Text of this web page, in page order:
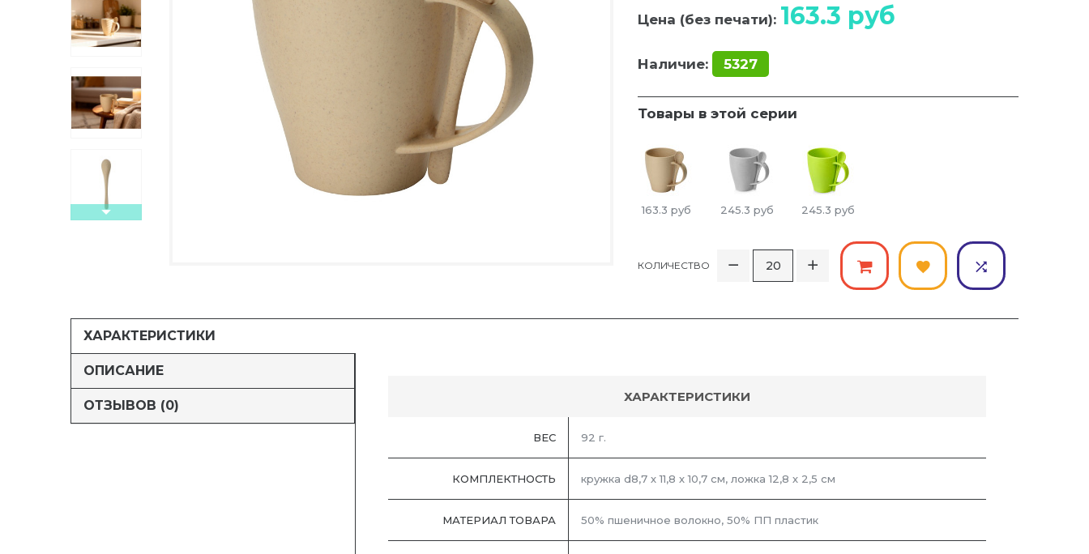
Цена (без печати): 163.3 руб
Наличие: 5327
Товары в этой серии
163.3 руб 245.3 руб 245.3 руб
КОЛИЧЕСТВО
ХАРАКТЕРИСТИКИ
ОПИСАНИЕ
ОТЗЫВОВ (0)
ХАРАКТЕРИСТИКИ
ВЕС 92 г.
КОМПЛЕКТНОСТЬ кружка d8,7 х 11,8 х 10,7 см, ложка 12,8 х 2,5 см
МАТЕРИАЛ ТОВАРА 50% пшеничное волокно, 50% ПП пластик